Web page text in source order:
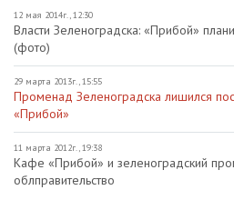
12 мая 2014г., 12:30
Власти Зеленоградска: «Прибой»
(фото)
29 марта 2013г., 15:55
Променад Зеленоградска лишился
«Прибой»
11 марта 2012г., 19:38
Кафе «Прибой» и зеленоградский
облправительство